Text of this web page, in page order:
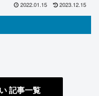
2022.01.15 2023.12.15
記事一覧